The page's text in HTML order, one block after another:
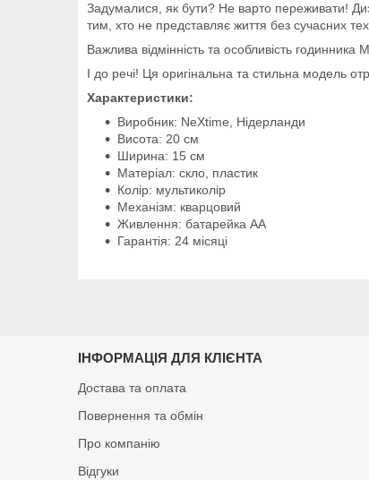
Задумалися, як бути? Не варто переживати!
тим, хто не представляє життя без сучасних
Важлива відмінність та особливість
І до речі! Ця оригінальна та стильна модель
Характеристики:
Виробник: NeXtime, Нідерланди
Висота: 20 см
Ширина: 15 см
Матеріал: скло, пластик
Колір: мультиколір
Механізм: кварцовий
Живлення: батарейка АА
Гарантія: 24 місяці
ІНФОРМАЦІЯ ДЛЯ КЛІЄНТА
Достава та оплата
Повернення та обмін
Про компанію
Відгуки